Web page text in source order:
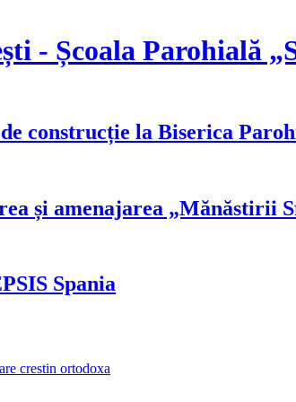
- Școala Parohială
construcție la Biserica
și amenajarea „Mănăstirii
Spania
crestin ortodoxa